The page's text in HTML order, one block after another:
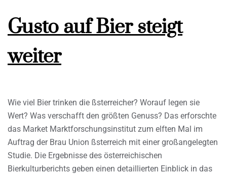
Gusto auf Bier steigt
weiter
Wie viel Bier trinken die ßsterreicher? Worauf legen sie
Wert? Was verschafft den größten Genuss? Das erforschte
das Market Marktforschungsinstitut zum elften Mal im
Auftrag der Brau Union ßsterreich mit einer großangelegten
Studie. Die Ergebnisse des österreichischen
Bierkulturberichts geben einen detaillierten Einblick in das